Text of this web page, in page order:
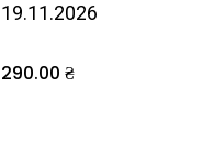
19.11.2026
290.00 ₴